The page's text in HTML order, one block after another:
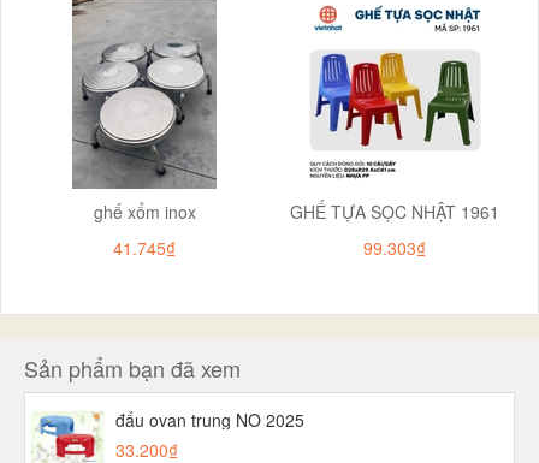
ghế xổm inox
41.745₫
GHẾ TỰA SỌC NHẬT 1961
99.303₫
Sản phẩm bạn đã xem
đẩu ovan trung NO 2025
33.200₫